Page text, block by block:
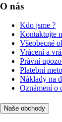
O nás
Kdo jsme ?
Kontaktujte
Všeobecné
Vrácení a
Právní
Platební
Náklady na
Oznámení o
Naše obchody